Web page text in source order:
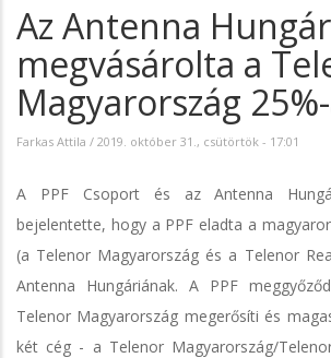
Az Antenna
megvásárolta a
Magyarország
Farkas Attila / 2019. október 31., csütörtök - 17:01
A PPF Csoport és az Antenna
bejelentette, hogy a PPF eladta a
(a Telenor Magyarország és a Telenor
Antenna Hungáriának. A PPF
Telenor Magyarország megerősíti és
két cég - a Telenor Magyarország/